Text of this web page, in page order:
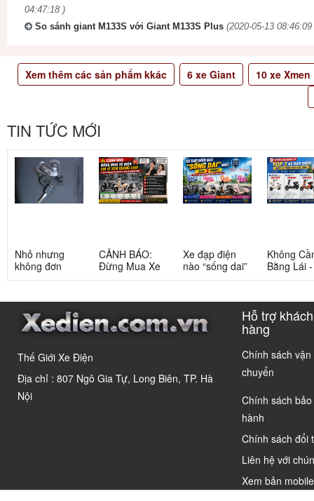
04:47:18 )
So sánh giant M133S với Giant M133S Plus (2020-05-13 08:46:09
Xem thêm các sản phẩm kkác 6xe Giant 10xe Xmen
TIN TỨC MỚI
Nhỏ nhưng
không đơn
giản: Sự thật
học sinh cấp 2
CẢNH BÁO:
Đừng Mua Xe
Điện Chỉ Vì
Cáo! 5 Bẫy
Quyết Chọn Xe
Chuẩn Chỉnh
Xe đạp điện
nào “sống dai”
nhất sau 5
có câu trả lời
Không
Bằng Lái
3 Xe Đạp
Cho Học
Thế Giới Xe Điện
Địa chỉ : 807 Ngô Gia Tự, Long Biên, TP. Hà
Nội
Hỗ trợ khách
hàng
Chính sách vận
chuyển
Chính sách bảo
hành
Chính sách đổi
Liên hệ với
Xem bản